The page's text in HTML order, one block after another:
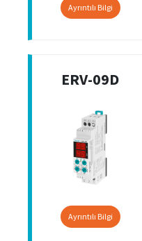
Ayrıntılı Bilgi
ERV-09D
Ayrıntılı Bilgi